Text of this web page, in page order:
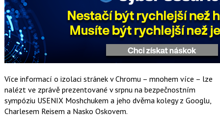
Více informací o izolaci stránek v Chromu – mnohem více – lze
nalézt ve zprávě prezentované v srpnu na bezpečnostním
sympóziu USENIX Moshchukem a jeho dvěma kolegy z Googlu,
Charlesem Reisem a Nasko Oskovem.